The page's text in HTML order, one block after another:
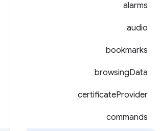
alarms
audio
bookmarks
browsingData
certificateProvider
commands